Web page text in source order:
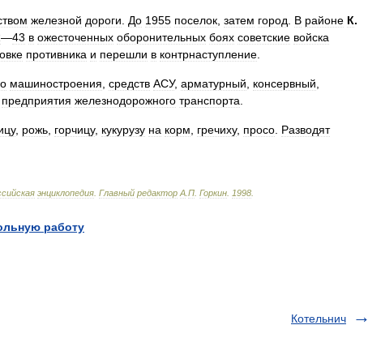
железной дороги До 1955 поселок затем город В районе К.
—43 в ожесточенных оборонительных боях советские войска
противника и перешли в контрнаступление
машиностроения средств АСУ, арматурный консервный
предприятия железнодорожного транспорта
, рожь горчицу, кукурузу на корм гречиху, просо Разводят
энциклопедия Главный редактор А П Горкин 1998
работу
Котельнич